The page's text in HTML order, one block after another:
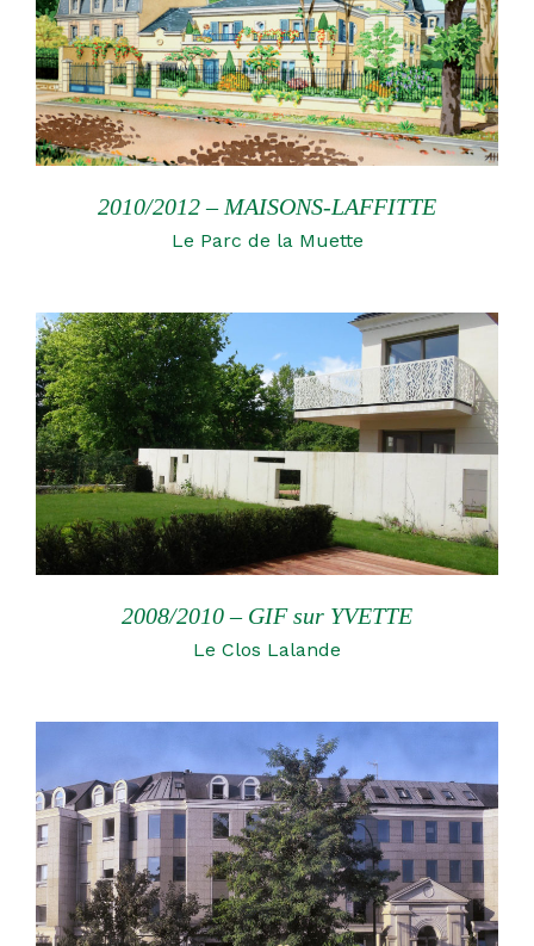
2010/2012 – MAISONS-LAFFITTE
Le Parc de la Muette
2008/2010 – GIF sur YVETTE
Le Clos Lalande